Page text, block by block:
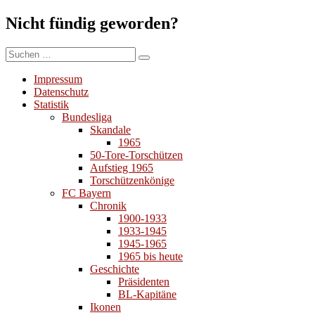
Nicht fündig geworden?
Suchen
nach:
Suchen
Impressum
Datenschutz
Statistik
Bundesliga
Skandale
1965
50-Tore-Torschützen
Aufstieg 1965
Torschützenkönige
FC Bayern
Chronik
1900-1933
1933-1945
1945-1965
1965 bis heute
Geschichte
Präsidenten
BL-Kapitäne
Ikonen